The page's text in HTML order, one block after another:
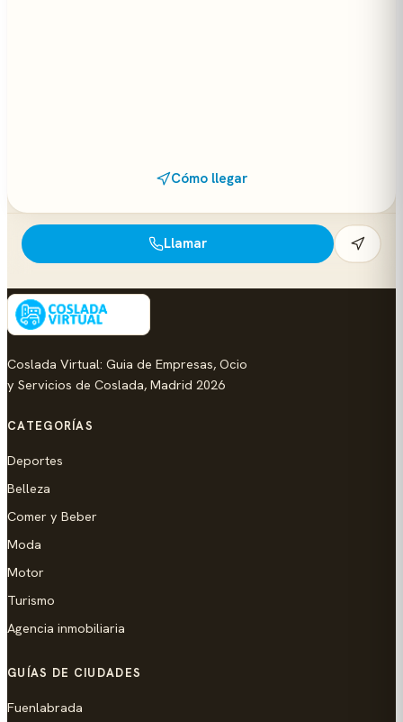
Cómo llegar
Llamar
Coslada Virtual: Guia de Empresas, Ocio
y Servicios de Coslada, Madrid 2026
CATEGORÍAS
Deportes
Belleza
Comer y Beber
Moda
Motor
Turismo
Agencia inmobiliaria
GUÍAS DE CIUDADES
Fuenlabrada